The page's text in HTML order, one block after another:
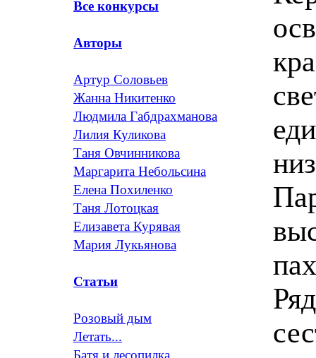
Все конкурсы
Авторы
Артур Соловьев
Жанна Никитенко
Людмила Габдрахманова
Лилия Куликова
Таня Овчинникова
Маргарита Небольсина
Елена Похиленко
Таня Лотоцкая
Елизавета Курявая
Мария Лукьянова
Статьи
Розовый дым
Летать...
Батя и лесопилка